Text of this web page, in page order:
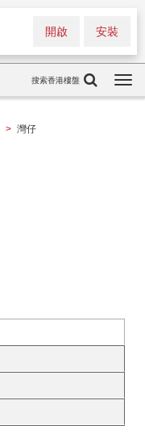
安裝
開啟
搜索香港樓盤
> 灣仔